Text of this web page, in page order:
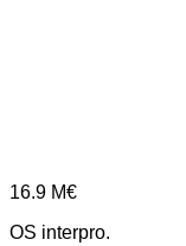
16.9 M€
OS interpro.